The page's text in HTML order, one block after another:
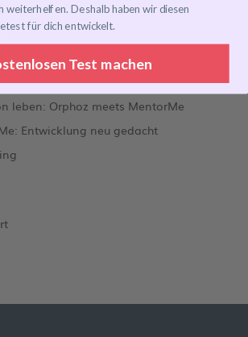
leben: Orphoz meets MentorMe
Entwicklung neu gedacht
weiterhelfen. Deshalb haben wir diesen
für dich entwickelt.
Test machen